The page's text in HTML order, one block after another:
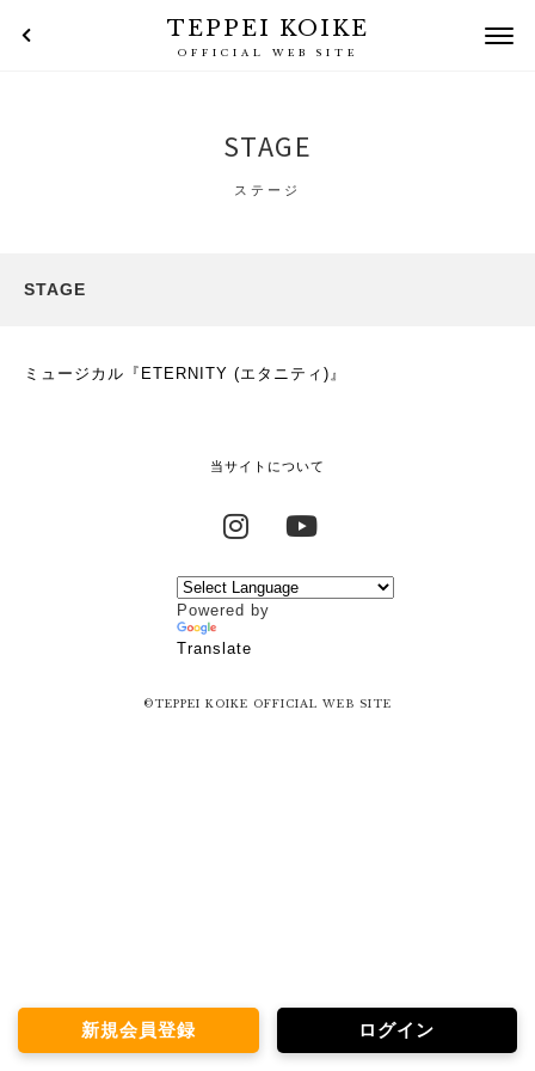
TEPPEI KOIKE
OFFICIAL WEB SITE
STAGE
ステージ
STAGE
ミュージカル『ETERNITY (エタニティ)』
当サイトについて
InstagramYouTube
Powered by
Translate
©TEPPEI KOIKE OFFICIAL WEB SITE
新規会員登録 ログイン